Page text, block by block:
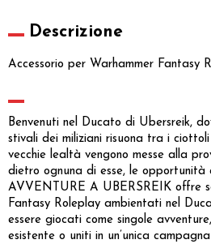
Descrizione
Accessorio per Warhammer Fantasy
Benvenuti nel Ducato di Ubersreik,
stivali dei miliziani risuona tra i
vecchie lealtà vengono messe alla
dietro ognuna di esse, le opportunità
AVVENTURE A UBERSREIK offre
Fantasy Roleplay ambientati nel
essere giocati come singole
esistente o uniti in un’unica